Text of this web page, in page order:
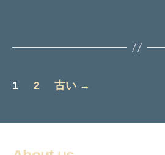
投
の
1 2 古い →